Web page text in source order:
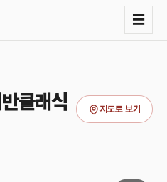
☰
클래식
지도로 보기